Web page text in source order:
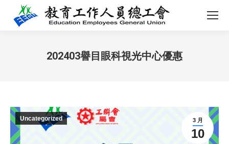
202403譽目眼科視光中心優惠
3 月
10
Uncategorized